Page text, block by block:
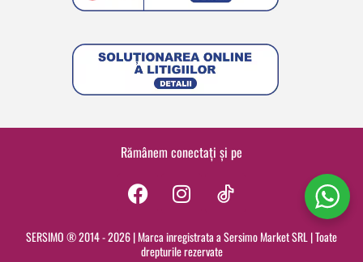
Rămânem conectați și pe
F
c
e
I
s
t
SERSIMO ® 2014 - 2026 | Marca inregistrata a Sersimo Market SRL | Toate
drepturile rezervate